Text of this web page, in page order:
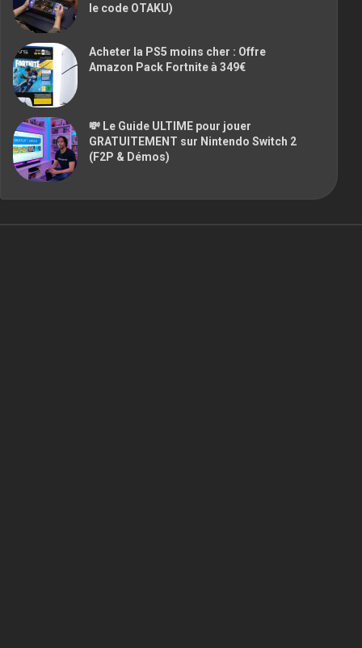
le code OTAKU)
Acheter la PS5 moins cher : Offre
Amazon Pack Fortnite à 349€
💸 Le Guide ULTIME pour jouer
GRATUITEMENT sur Nintendo Switch 2
(F2P & Démos)